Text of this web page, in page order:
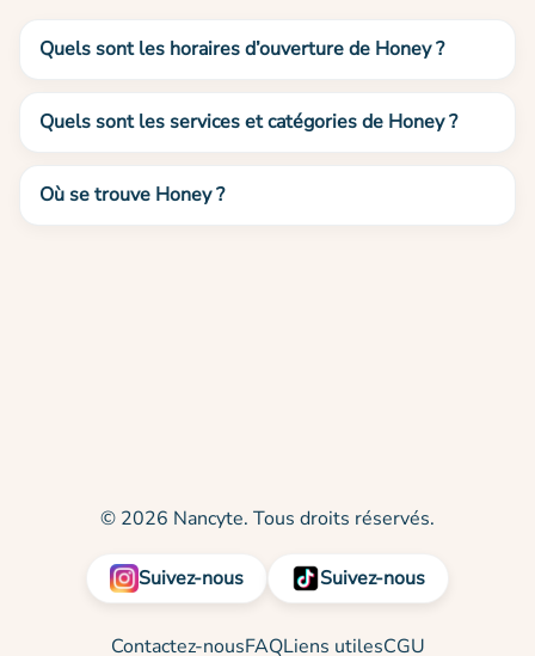
Quels sont les horaires d’ouverture de Honey ?
Quels sont les services et catégories de Honey ?
Où se trouve Honey ?
© 2026 Nancyte. Tous droits réservés.
Suivez-nous Suivez-nous
Contactez-nousFAQLiens utilesCGU